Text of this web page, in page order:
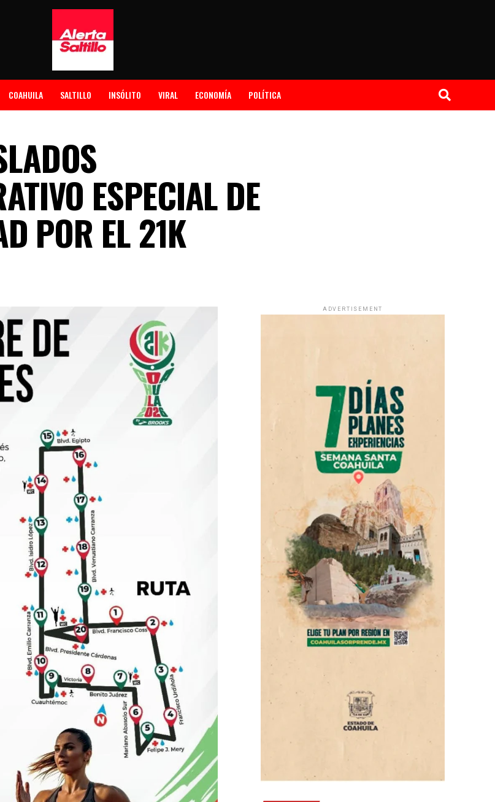
COAHUILA SALTILLO INSÓLITO VIRAL ECONOMÍA POLÍTICA
ESPECIAL DE
POR EL 21K
ADVERTISEMENT